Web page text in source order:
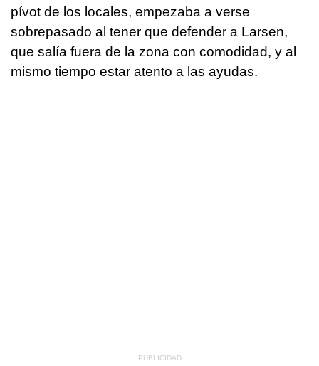
pívot de los locales, empezaba a verse
sobrepasado al tener que defender a Larsen,
que salía fuera de la zona con comodidad, y al
mismo tiempo estar atento a las ayudas.